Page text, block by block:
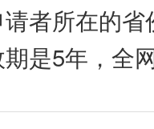
者所在的
是5年，全